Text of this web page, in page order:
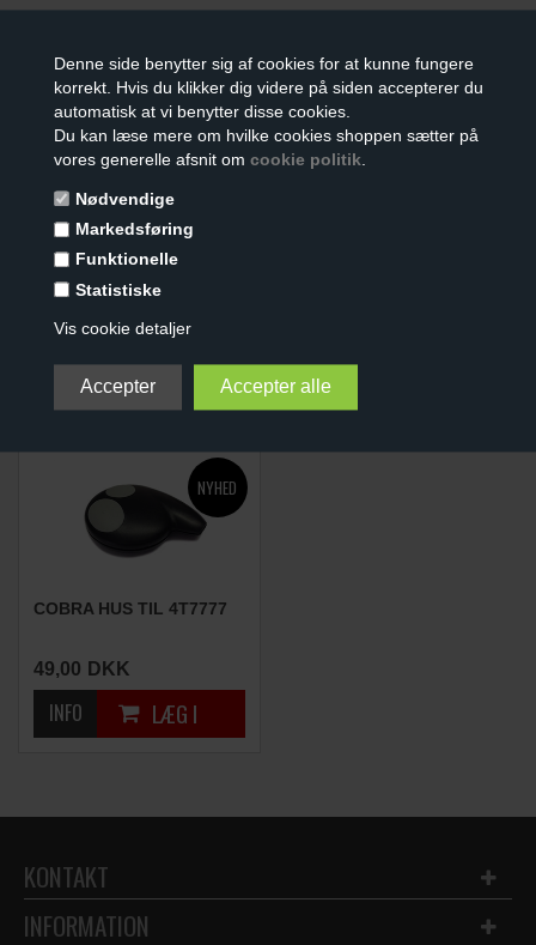
Denne side benytter sig af cookies for at kunne fungere
korrekt. Hvis du klikker dig videre på siden accepterer du
automatisk at vi benytter disse cookies.
Du kan læse mere om hvilke cookies shoppen sætter på
vores generelle afsnit om cookie politik
Nødvendige
Markedsføring
Funktionelle
Statistiske
Vis cookie detaljer
VI ANBEFALER
BILNØGLE REPARATIONS
COBRA HUS TIL 4T7777
49,00 DKK
KONTAKT
INFORMATION